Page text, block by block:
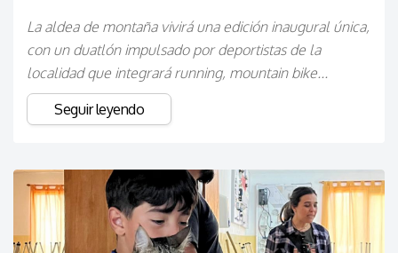
La aldea de montaña vivirá una edición inaugural única,
con un duatlón impulsado por deportistas de la
localidad que integrará running, mountain bike...
Seguir leyendo